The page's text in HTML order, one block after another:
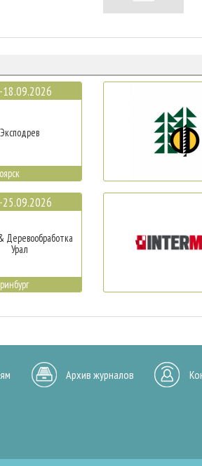
Эксподрев
Деревообработка
Урал
Архив журналов